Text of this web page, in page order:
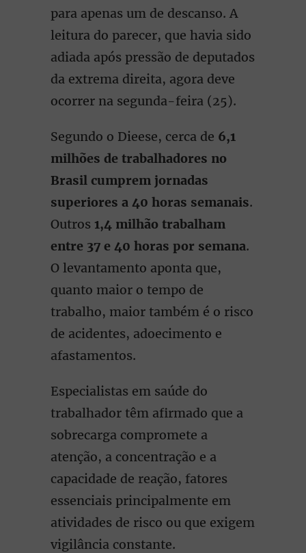
para apenas um de descanso. A
leitura do parecer, que havia sido
adiada após pressão de deputados
da extrema direita, agora deve
ocorrer na segunda-feira (25).
Segundo o Dieese, cerca de 6,1
milhões de trabalhadores no
Brasil cumprem jornadas
superiores a 40 horas semanais.
Outros 1,4 milhão trabalham
entre 37 e 40 horas por semana.
O levantamento aponta que,
quanto maior o tempo de
trabalho, maior também é o risco
de acidentes, adoecimento e
afastamentos.
Especialistas em saúde do
trabalhador têm afirmado que a
sobrecarga compromete a
atenção, a concentração e a
capacidade de reação, fatores
essenciais principalmente em
atividades de risco ou que exigem
vigilância constante.